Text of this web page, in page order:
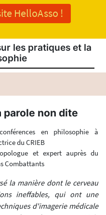
HelloAsso !
les pratiques et la
parole non dite
en philosophie à
du CRIEB
et expert auprès du
Combattants
la manière dont le cerveau
ineffables, qui ont une
d'imagerie médicale